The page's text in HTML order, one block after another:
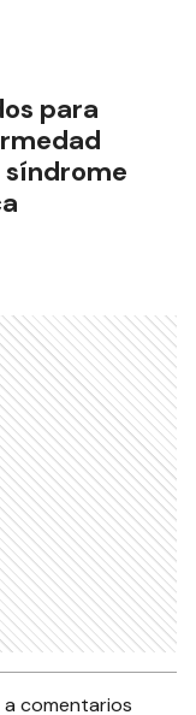
para
comentarios